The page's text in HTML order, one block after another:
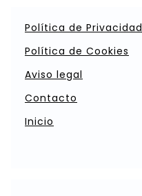
Política de Privacidad
Política de Cookies
Aviso legal
Contacto
Inicio